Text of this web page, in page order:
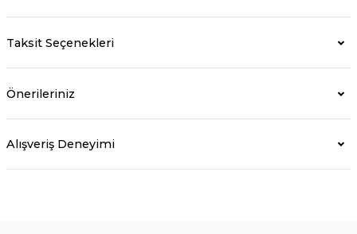
Taksit Seçenekleri
Önerileriniz
Alışveriş Deneyimi